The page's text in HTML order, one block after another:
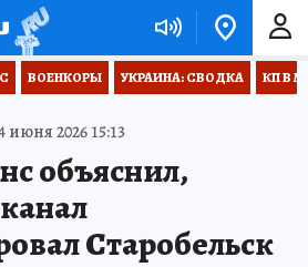
ВОЕНКОРЫ УКРАИНА: СВОДКА КП В
июня 2026 15:13
объяснил,
Старобельск